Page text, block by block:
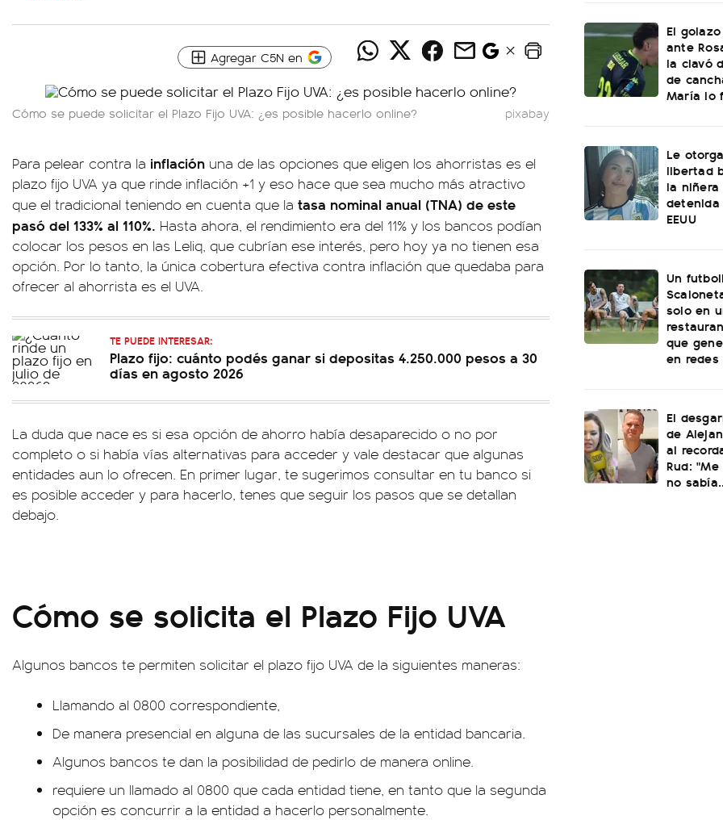
Agregar C5N en
Cómo se puede solicitar el Plazo Fijo UVA: ¿es posible hacerlo online? pixabay
Para pelear contra la inflación una de las opciones que eligen los ahorristas es el
plazo fijo UVA ya que rinde inflación +1 y eso hace que sea mucho más atractivo
que el tradicional teniendo en cuenta que la tasa nominal anual (TNA) de este
pasó del 133% al 110%. Hasta ahora, el rendimiento era del 11% y los bancos podían
colocar los pesos en las Leliq, que cubrían ese interés, pero hoy ya no tienen esa
opción. Por lo tanto, la única cobertura efectiva contra inflación que quedaba para
ofrecer al ahorrista es el UVA.
TE PUEDE INTERESAR:
Plazo fijo: cuánto podés ganar si depositas 4.250.000 pesos a 30
días en agosto 2026
La duda que nace es si esa opción de ahorro había desaparecido o no por
completo o si había vías alternativas para acceder y vale destacar que algunas
entidades aun lo ofrecen. En primer lugar, te sugerimos consultar en tu banco si
es posible acceder y para hacerlo, tenes que seguir los pasos que se detallan
debajo.
Cómo se solicita el Plazo Fijo UVA
Algunos bancos te permiten solicitar el plazo fijo UVA de la siguientes maneras:
Llamando al 0800 correspondiente,
De manera presencial en alguna de las sucursales de la entidad bancaria.
Algunos bancos te dan la posibilidad de pedirlo de manera online.
requiere un llamado al 0800 que cada entidad tiene, en tanto que la segunda
opción es concurrir a la entidad a hacerlo personalmente.
El
ante
la clavó
de
María lo
Le
libertad
la
detenida
EEUU
Un
solo en
que
en redes
El
de
al
Rud:
no